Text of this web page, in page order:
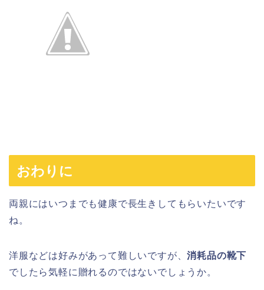
おわりに
両親にはいつまでも健康で長生きしてもらいたいです
ね。
洋服などは好みがあって難しいですが、消耗品の靴下
でしたら気軽に贈れるのではないでしょうか。